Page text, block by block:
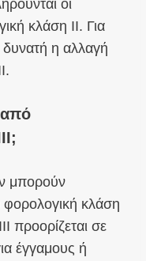
οι
κλάση II. Για
δυνατή η αλλαγή
από
μπορούν
κλάση
προορίζεται σε
έγγαμους ή